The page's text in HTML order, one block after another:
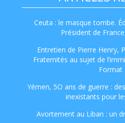
Ceuta : le masque tombe.
Président de
Entretien de Pierre Henry,
Fraternités au sujet de
Format
Yémen, 5O ans de guerre :
inexistants pour
Avortement au Liban : un